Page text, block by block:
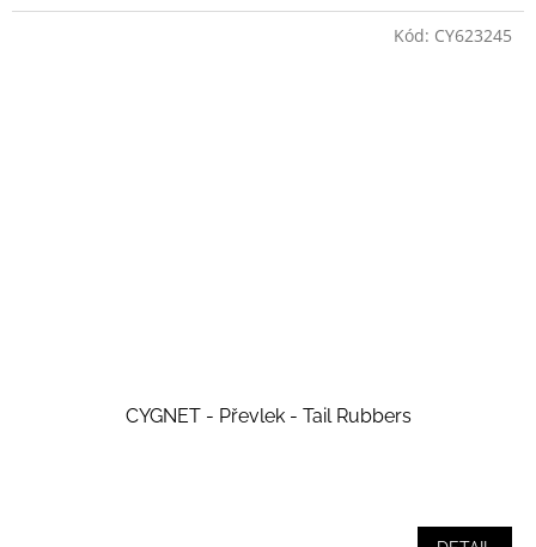
CYGNET - Převlek - Tail Rubbers
Kód: CY623245